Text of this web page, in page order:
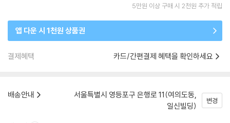
5만원 이상 구매 시 2천원 추가 적립
앱 다운 시 1천원 상품권
결제혜택 카드/간편결제 혜택을 확인하세요
배송안내
서울특별시 영등포구 은행로 11(여의도동,
일신빌딩)
변경